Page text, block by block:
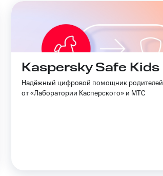
Kaspersky Safe Kids
Надёжный цифровой помощник родителей
от «Лаборатории Касперского» и МТС